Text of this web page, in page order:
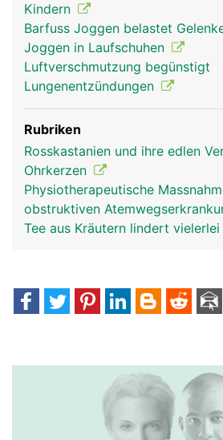
Kindern
Barfuss Joggen belastet
Joggen in Laufschuhen
Luftverschmutzung begünstigt
Lungenentzündungen
Rubriken
Rosskastanien und ihre edlen
Ohrkerzen
Physiotherapeutische
obstruktiven
Tee aus Kräutern lindert